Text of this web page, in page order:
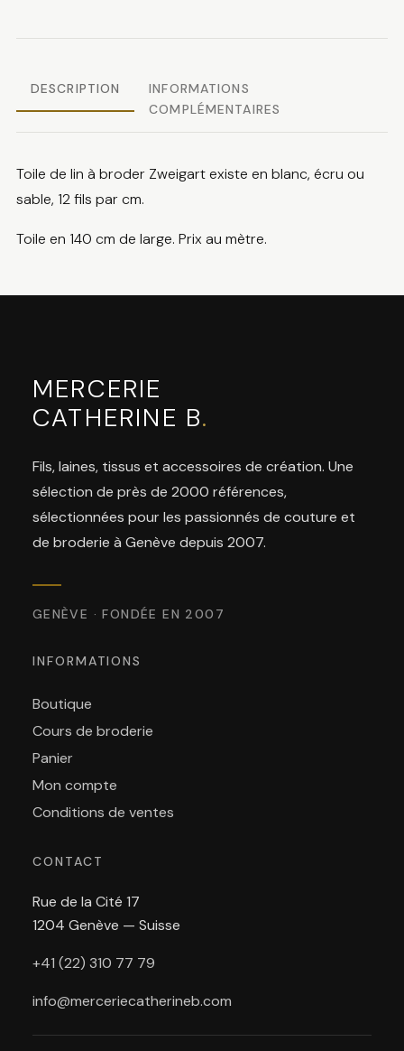
12
DESCRIPTION
INFORMATIONS
COMPLÉMENTAIRES
Toile de lin à broder Zweigart existe en blanc, écru ou
sable, 12 fils par cm.
Toile en 140 cm de large. Prix au mètre.
MERCERIE
CATHERINE B.
Fils, laines, tissus et accessoires de création. Une
sélection de près de 2000 références,
sélectionnées pour les passionnés de couture et
de broderie à Genève depuis 2007.
GENÈVE · FONDÉE EN 2007
INFORMATIONS
Boutique
Cours de broderie
Panier
Mon compte
Conditions de ventes
CONTACT
Rue de la Cité 17
1204 Genève — Suisse
+41 (22) 310 77 79
info@merceriecatherineb.com